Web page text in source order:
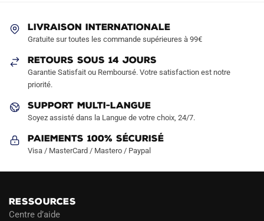
être
choisies
sur
page
produit
la
LIVRAISON INTERNATIONALE
Gratuite sur toutes les commande supérieures à 99€
RETOURS SOUS 14 JOURS
Garantie Satisfait ou Remboursé. Votre satisfaction est notre
priorité.
SUPPORT MULTI-LANGUE
Soyez assisté dans la Langue de votre choix, 24/7.
Paiements 100% Sécurisé
Visa / MasterCard / Mastero / Paypal
RESSOURCES
Centre d’aide